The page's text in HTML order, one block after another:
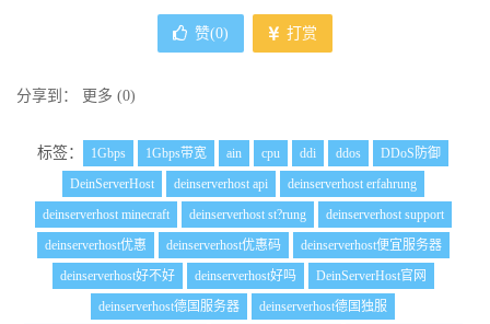
赞(0) 打赏
分享到： 更多 (0)
标签： 1Gbps 1Gbps带宽 ain cpu ddi ddos
DDoS防御
DeinServerHost
deinserverhost api
deinserverhost erfahrung
deinserverhost minecraft
deinserverhost st?rung
deinserverhost support
deinserverhost优惠
deinserverhost优惠码
deinserverhost便宜服务器
deinserverhost好不好
deinserverhost好吗
DeinServerHost官网
deinserverhost德国服务器
deinserverhost德国独服